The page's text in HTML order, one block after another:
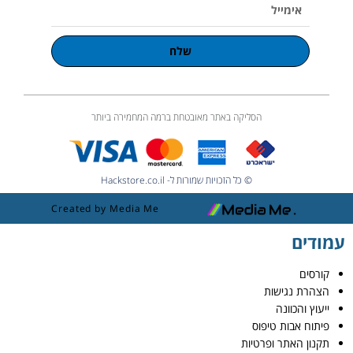
שלח
הסליקה באתר מאובטחת ברמה המחמירה ביותר
© כל הזכויות שמורות ל- Hackstore.co.il
Created by Media Me
עמודים
קורסים
הצהרת נגישות
ייעוץ והכוונה
פיתוח אבות טיפוס
תקנון האתר ופרטיות